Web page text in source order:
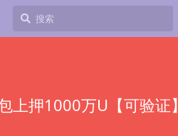
上押1000万U【可验证】